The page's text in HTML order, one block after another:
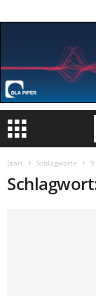
Start Schlagworte 9